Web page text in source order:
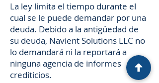
La ley limita el tiempo durante el
cual se le puede demandar por una
deuda. Debido a la antigüedad de
su deuda, Navient Solutions LLC no
lo demandará ni la reportará a
ninguna agencia de informes
crediticios.